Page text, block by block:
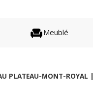
Meublé
PLATEAU-MONT-ROYAL |